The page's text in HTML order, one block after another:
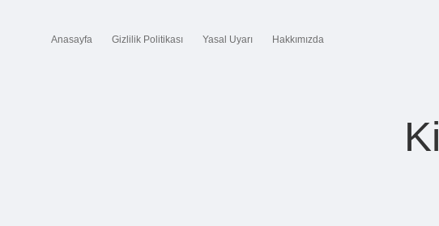
Anasayfa Gizlilik Politikası Yasal Uyarı Hakkımızda